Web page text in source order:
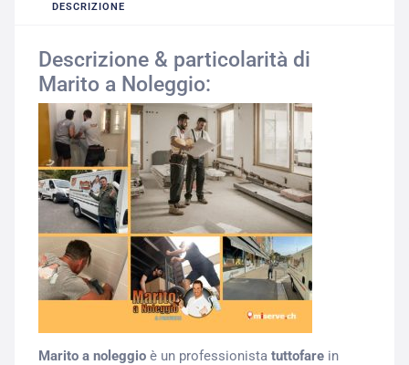
DESCRIZIONE
Descrizione & particolarità di
Marito a Noleggio:
Marito a noleggio è un professionista tuttofare in